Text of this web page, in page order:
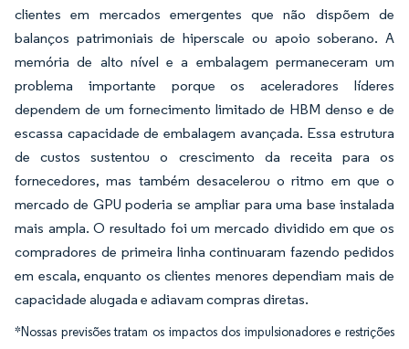
clientes em mercados emergentes que não dispõem de
balanços patrimoniais de hiperscale ou apoio soberano. A
memória de alto nível e a embalagem permaneceram um
problema importante porque os aceleradores líderes
dependem de um fornecimento limitado de HBM denso e de
escassa capacidade de embalagem avançada. Essa estrutura
de custos sustentou o crescimento da receita para os
fornecedores, mas também desacelerou o ritmo em que o
mercado de GPU poderia se ampliar para uma base instalada
mais ampla. O resultado foi um mercado dividido em que os
compradores de primeira linha continuaram fazendo pedidos
em escala, enquanto os clientes menores dependiam mais de
capacidade alugada e adiavam compras diretas.
*Nossas previsões tratam os impactos dos impulsionadores e restrições